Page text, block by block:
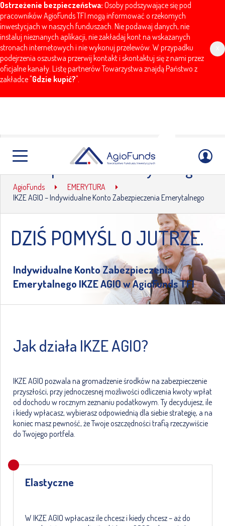
Ostrzeżenie bezpieczeństwa: Osoby podszywające się pod
pracowników AgioFunds TFI mogą informować o rzekomych
inwestycjach w naszych funduszach. Nie podawaj danych, nie
instaluj nieznanych aplikacji, nie zakładaj kont na wskazanych
stronach internetowych i nie wykonuj przelewów. W przypadku
podejrzenia oszustwa przerwij kontakt i skontaktuj się z nami przez
oficjalne kanały. Listę partnerów Towarzystwa znajdą Państwo z
zakładce "Gdzie kupić?".
IKZE AGIO – Indywidualne Konto
Zabezpieczenia Emerytalnego
AgioFunds
EMERYTURA
IKZE AGIO – Indywidualne Konto Zabezpieczenia Emerytalnego
DZIŚ POMYŚL O JUTRZE.
Indywidualne Konto Zabezpieczenia
Emerytalnego IKZE AGIO w AgioFunds TFI
Jak działa IKZE AGIO?
IKZE AGIO pozwala na gromadzenie środków na zabezpieczenie
przyszłości, przy jednoczesnej możliwości odliczenia kwoty wpłat
od dochodu w rocznym zeznaniu podatkowym. Ty decydujesz, ile
i kiedy wpłacasz, wybierasz odpowiednią dla siebie strategię, a na
koniec masz pewność, że Twoje oszczędności trafią rzeczywiście
do Twojego portfela.
Elastyczne
W IKZE AGIO wpłacasz ile chcesz i kiedy chcesz – aż do